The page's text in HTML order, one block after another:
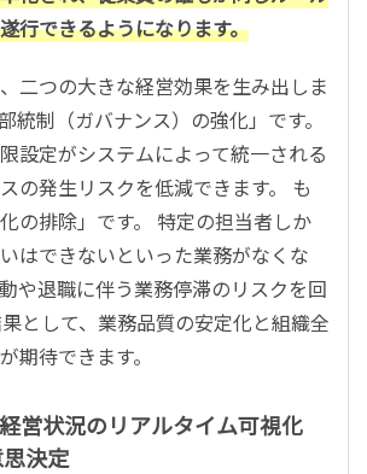
行できるようになります。
二つの大きな経営効果を生み出しま
統制（ガバナンス）の強化」です。
設定がシステムによって統一される
の発生リスクを低減できます。 も
の排除」です。 特定の担当者しか
はできないといった業務がなくな
や退職に伴う業務停滞のリスクを回
として、業務品質の安定化と組織全
が期待できます。
営状況のリアルタイム可視化
決定